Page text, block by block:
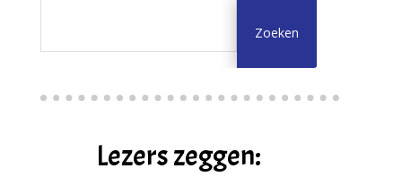
Lezers zeggen: